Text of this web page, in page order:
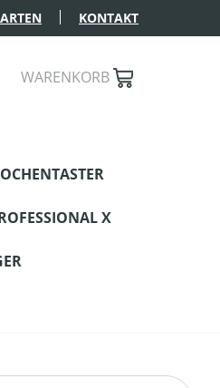
KONTAKT
WARENKORB
X